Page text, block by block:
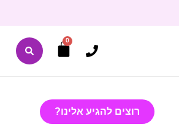
0
רוצים להגיע אלינו?